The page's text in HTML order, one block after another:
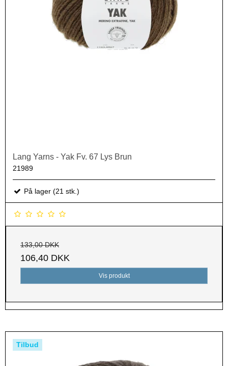
Lang Yarns - Yak Fv. 67 Lys Brun
21989
På lager (21 stk.)
133,00 DKK
106,40 DKK
Vis produkt
Tilbud